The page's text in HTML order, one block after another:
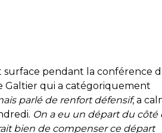
surface pendant la conférence
Galtier qui a catégoriquement
parlé de renfort défensif, a
On a eu un départ du côté
bien de compenser ce départ